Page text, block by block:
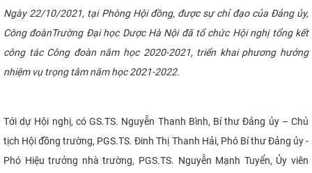
TUYỂN SINH
ĐÀO TẠO
KHOA HỌC CÔNG NGHỆ
HTQT
Ngày 22/10/2021, tại Phòng Hội đồng, được sự chỉ đạo của Đảng ủy,
Công đoànTrường Đại học Dược Hà Nội đã tổ chức Hội nghị tổng kết
công tác Công đoàn năm học 2020-2021, triển khai phương hướng
nhiệm vụ trọng tâm năm học 2021-2022.
Tới dự Hội nghị, có GS.TS. Nguyễn Thanh Bình, Bí thư Đảng ủy – Chủ
tịch Hội đồng trường, PGS.TS. Đinh Thị Thanh Hải, Phó Bí thư Đảng ủy -
Phó Hiệu trưởng nhà trường, PGS.TS. Nguyễn Mạnh Tuyển, Ủy viên